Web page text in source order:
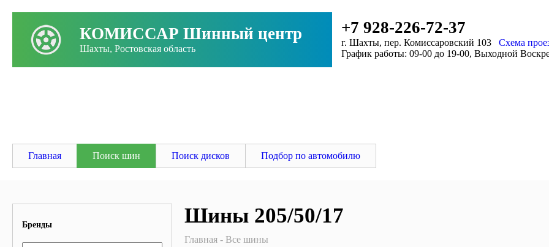
КОМИССАР Шинный центр
Шахты, Ростовская область
+7 928-226-72-37
г. Шахты, пер. Комиссаровский 103 Схема
График работы: 09-00 до 19-00, Выходной
Главная Поиск шин Поиск дисков Подбор по автомобилю
Бренды Шины 205/50/17
Главная Все шины
Заголовок